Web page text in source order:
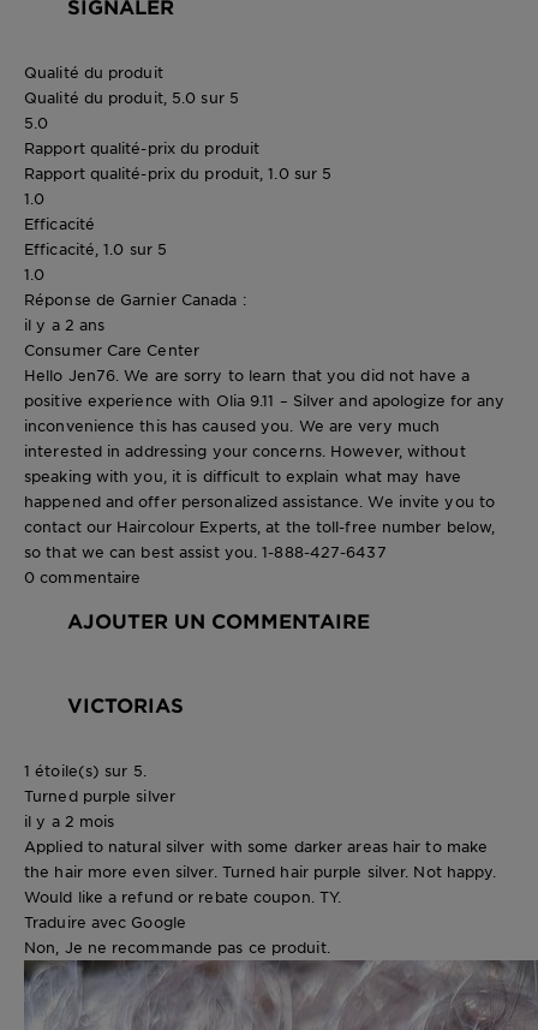
SIGNALER
Qualité du produit
Qualité du produit, 5.0 sur 5
5.0
Rapport qualité-prix du produit
Rapport qualité-prix du produit, 1.0 sur 5
1.0
Efficacité
Efficacité, 1.0 sur 5
1.0
Réponse de Garnier Canada :
il y a 2 ans
Consumer Care Center
Hello Jen76. We are sorry to learn that you did not have a
positive experience with Olia 9.11 – Silver and apologize for any
inconvenience this has caused you. We are very much
interested in addressing your concerns. However, without
speaking with you, it is difficult to explain what may have
happened and offer personalized assistance. We invite you to
contact our Haircolour Experts, at the toll-free number below,
so that we can best assist you. 1-888-427-6437
0 commentaire
AJOUTER UN COMMENTAIRE
VICTORIAS
1 étoile(s) sur 5.
Turned purple silver
il y a 2 mois
Applied to natural silver with some darker areas hair to make
the hair more even silver. Turned hair purple silver. Not happy.
Would like a refund or rebate coupon. TY.
Traduire avec Google
Non, Je ne recommande pas ce produit.